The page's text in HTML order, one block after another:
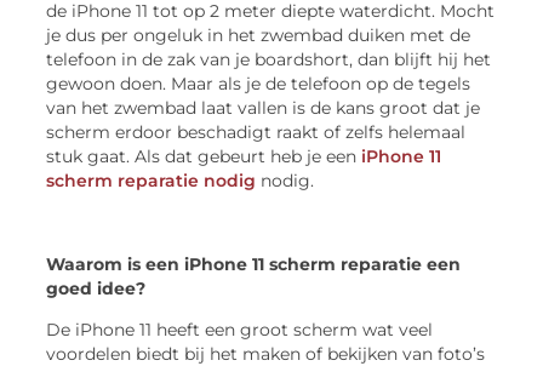
de iPhone 11 tot op 2 meter diepte waterdicht. Mocht
je dus per ongeluk in het zwembad duiken met de
telefoon in de zak van je boardshort, dan blijft hij het
gewoon doen. Maar als je de telefoon op de tegels
van het zwembad laat vallen is de kans groot dat je
scherm erdoor beschadigt raakt of zelfs helemaal
stuk gaat. Als dat gebeurt heb je een iPhone 11
scherm reparatie nodig nodig.
Waarom is een iPhone 11 scherm reparatie een
goed idee?
De iPhone 11 heeft een groot scherm wat veel
voordelen biedt bij het maken of bekijken van foto’s